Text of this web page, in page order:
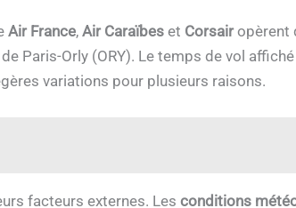
Air France, Air Caraïbes et Corsairopèrent
Paris-Orly (ORY). Le temps de vol
variations pour plusieurs raisons.
facteurs externes. Les conditions